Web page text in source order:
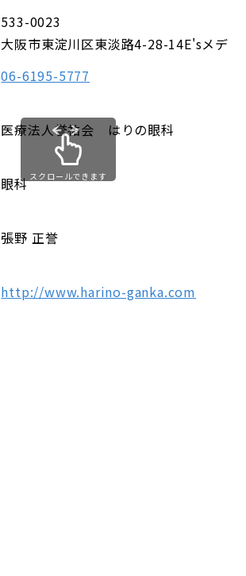
533-0023
大阪市東淀川区東淡路4-28-14E'sメディ
06-6195-5777
医療法人誉祐会 はりの眼科
眼科
張野 正誉
http://www.harino-ganka.com
スクロールできます